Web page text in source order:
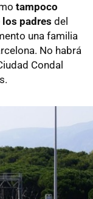
tampoco
padres del
una familia
No habrá
Condal